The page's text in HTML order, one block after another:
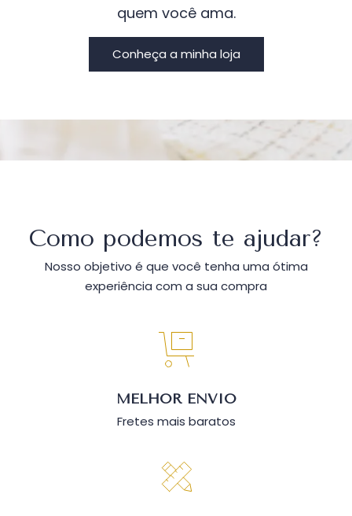
quem você ama.
Conheça a minha loja
Como podemos te ajudar?
Nosso objetivo é que você tenha uma ótima
experiência com a sua compra
MELHOR ENVIO
Fretes mais baratos